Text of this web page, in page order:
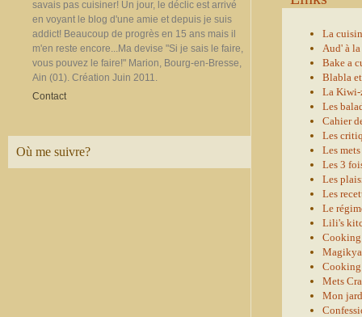
savais pas cuisiner! Un jour, le déclic est arrivé
en voyant le blog d'une amie et depuis je suis
addict! Beaucoup de progrès en 15 ans mais il
m'en reste encore...Ma devise "Si je sais le faire,
vous pouvez le faire!" Marion, Bourg-en-Bresse,
Ain (01). Création Juin 2011.
Contact
Où me suivre?
La
Aud' à
Bake a
Blabla
La Kiwi-
Les
Cahier
Les
Les
Les 3
Les
Les
Le
Lili's
Mets
Mon